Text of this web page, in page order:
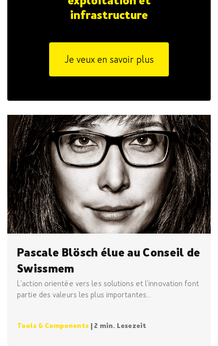
infrastructure
Je veux en savoir plus
Pascale Blösch élue au Conseil de
Swissmem
L'action orientée vers les solutions et l'innovation font
partie des valeurs les plus importantes...
Tools & Components | 2 min. Lesezeit